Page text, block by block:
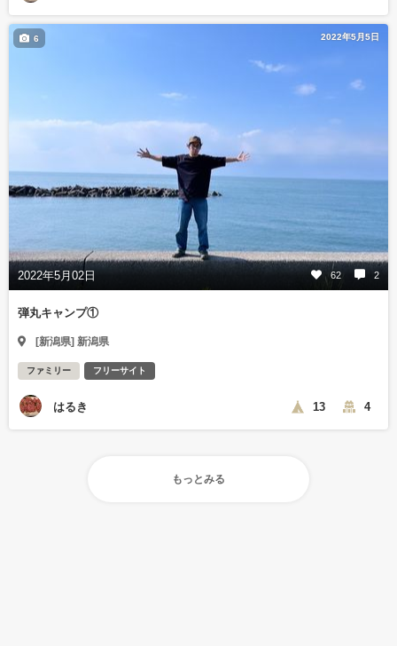
2022年5月5日
2022年5月02日 62 2
6
弾丸キャンプ①
[新潟県] 新潟県
ファミリー フリーサイト
はるき 13 4
もっとみる